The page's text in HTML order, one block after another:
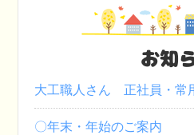
お知
大工職人さん 正社員・常
〇年末・年始のご案内